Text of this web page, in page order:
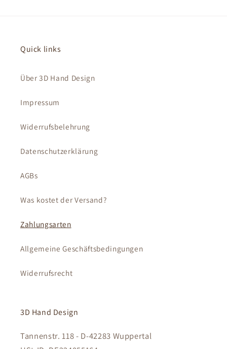
Quick links
Über 3D Hand Design
Impressum
Widerrufsbelehrung
Datenschutzerklärung
AGBs
Was kostet der Versand?
Zahlungsarten
Allgemeine Geschäftsbedingungen
Widerrufsrecht
3D Hand Design
Tannenstr. 118 - D-42283 Wuppertal